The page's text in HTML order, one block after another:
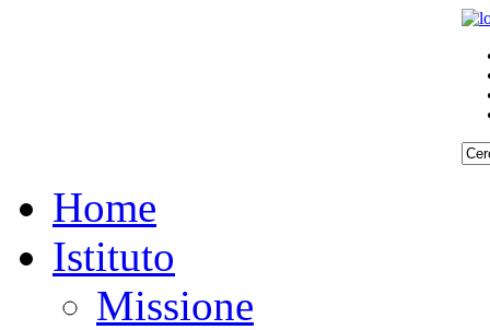
Home
Istituto
Missione